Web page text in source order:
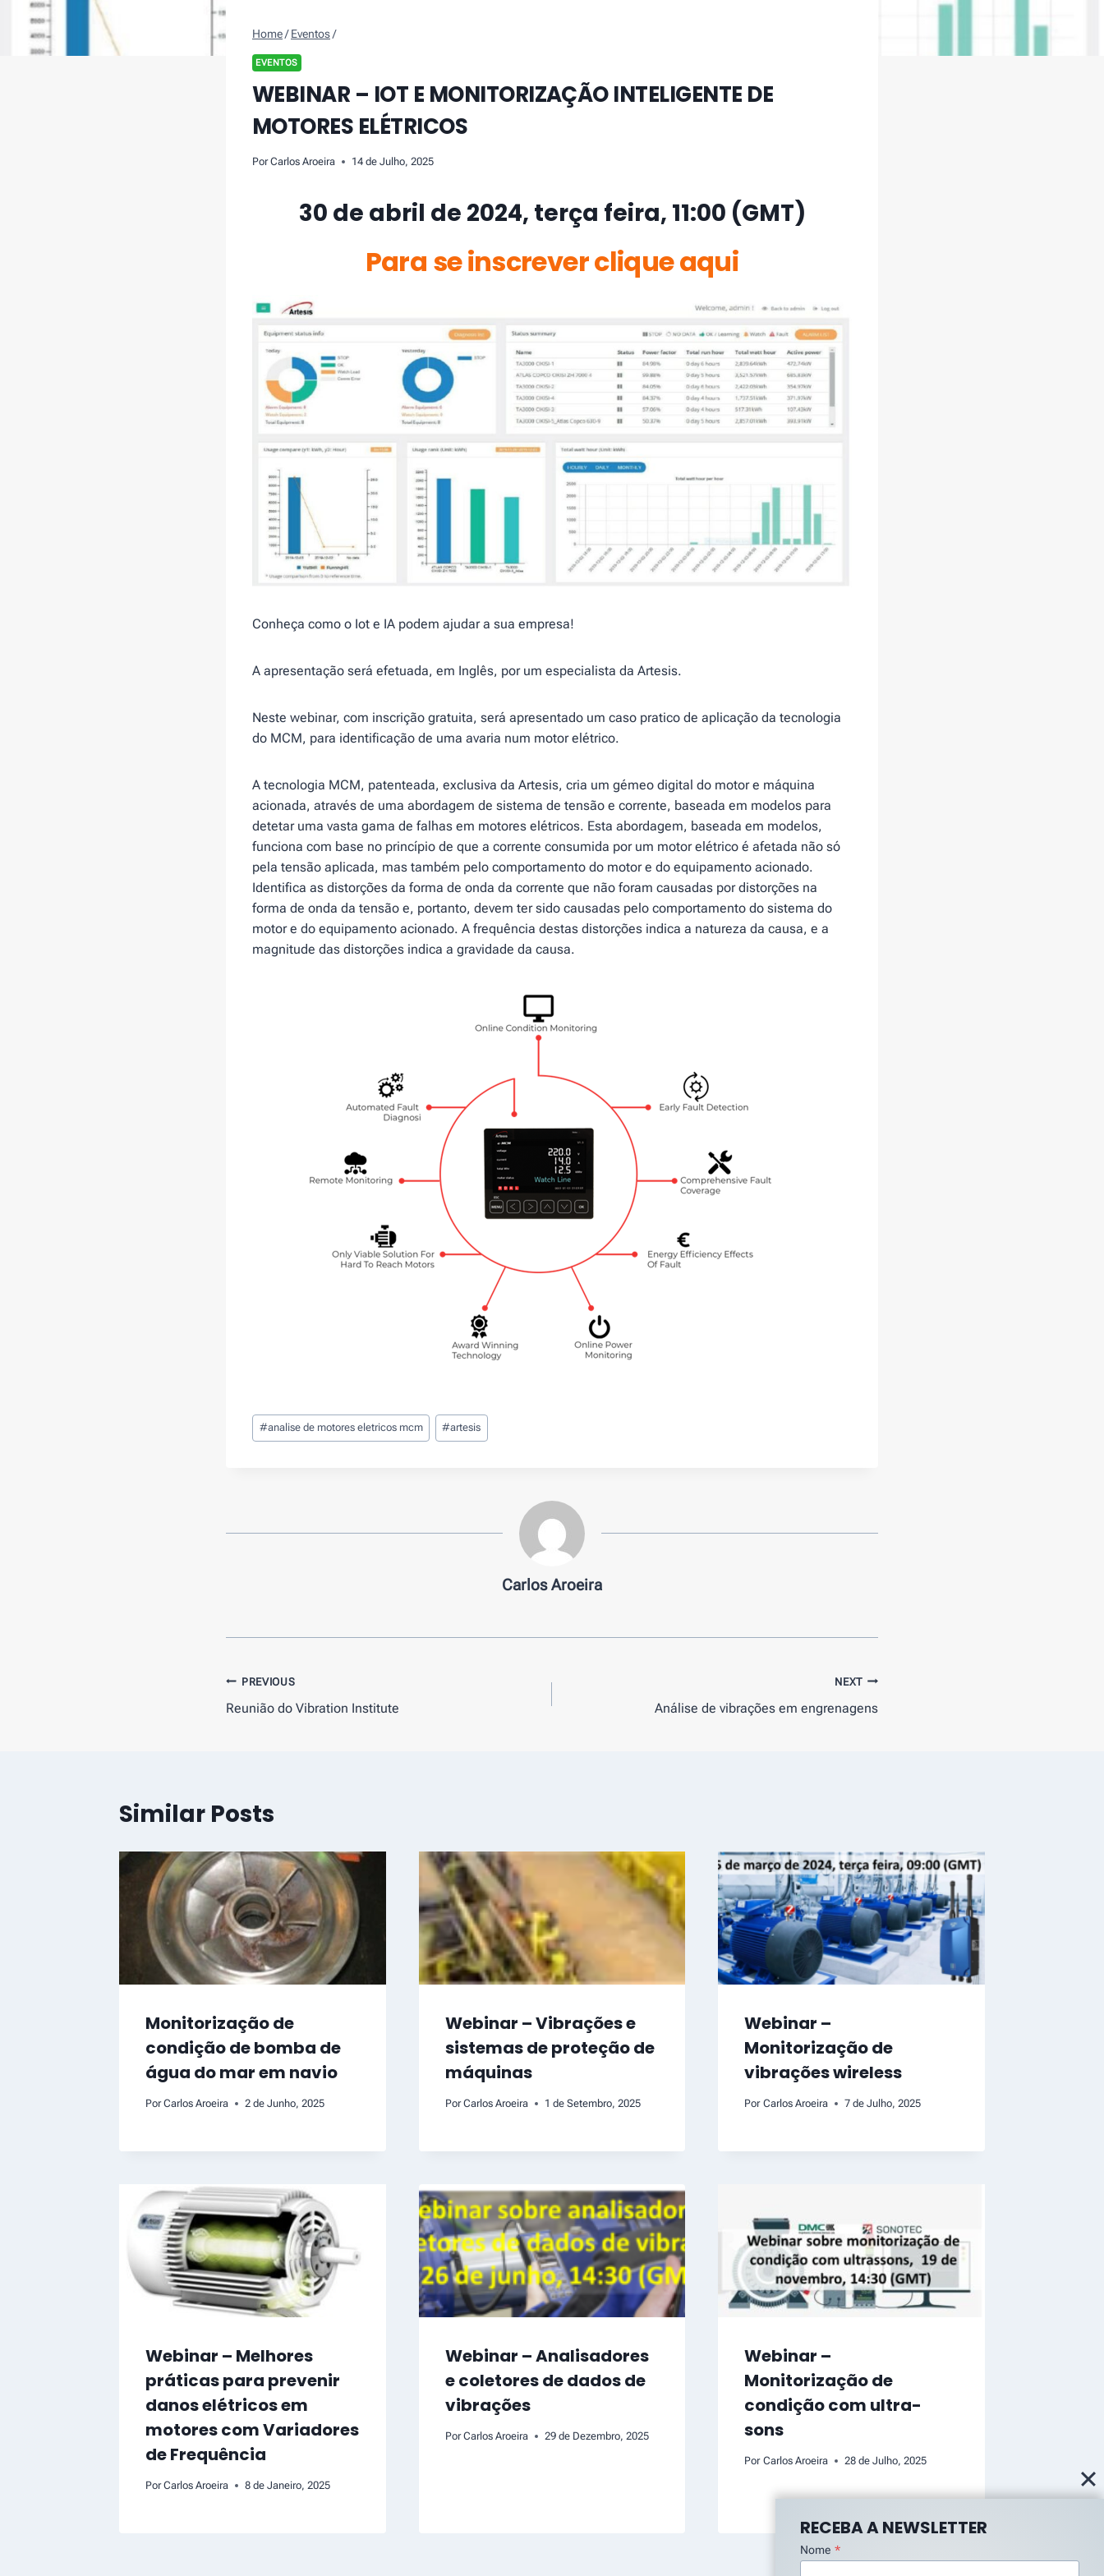
Home/ Eventos/
EVENTOS
WEBINAR – IOT E MONITORIZAÇÃO INTELIGENTE DE
MOTORES ELÉTRICOS
Por Carlos Aroeira 14 de Julho, 2025
30 de abril de 2024, terça feira, 11:00 (GMT)
Para se inscrever clique aqui
Conheça como o Iot e IA podem ajudar a sua empresa!
A apresentação será efetuada, em Inglês, por um especialista da Artesis.
Neste webinar, com inscrição gratuita, será apresentado um caso pratico de aplicação da tecnologia
do MCM, para identificação de uma avaria num motor elétrico.
A tecnologia MCM, patenteada, exclusiva da Artesis, cria um gémeo digital do motor e máquina
acionada, através de uma abordagem de sistema de tensão e corrente, baseada em modelos para
detetar uma vasta gama de falhas em motores elétricos. Esta abordagem, baseada em modelos,
funciona com base no princípio de que a corrente consumida por um motor elétrico é afetada não só
pela tensão aplicada, mas também pelo comportamento do motor e do equipamento acionado.
Identifica as distorções da forma de onda da corrente que não foram causadas por distorções na
forma de onda da tensão e, portanto, devem ter sido causadas pelo comportamento do sistema do
motor e do equipamento acionado. A frequência destas distorções indica a natureza da causa, e a
magnitude das distorções indica a gravidade da causa.
Post
Tags:
#analise de motores eletricos mcm #artesis
Carlos Aroeira
Navegação
de
PREVIOUS
Reunião do Vibration Institute
NEXT
Análise de vibrações em engrenagens
Similar Posts
Monitorização de
condição de bomba de
água do mar em navio
Por Carlos Aroeira 2 de Junho, 2025
Webinar – Vibrações e
sistemas de proteção de
máquinas
Por Carlos Aroeira 1 de Setembro, 2025
Webinar –
Monitorização de
vibrações wireless
Por Carlos Aroeira 7 de Julho, 2025
Webinar – Melhores
práticas para prevenir
danos elétricos em
motores com Variadores
de Frequência
Por Carlos Aroeira 8 de Janeiro, 2025
Webinar – Analisadores
e coletores de dados de
vibrações
Por Carlos Aroeira 29 de Dezembro, 2025
Webinar –
Monitorização de
condição com ultra-
sons
Por Carlos Aroeira 28 de Julho, 2025
RECEBA A NEWSLETTER
Nome *